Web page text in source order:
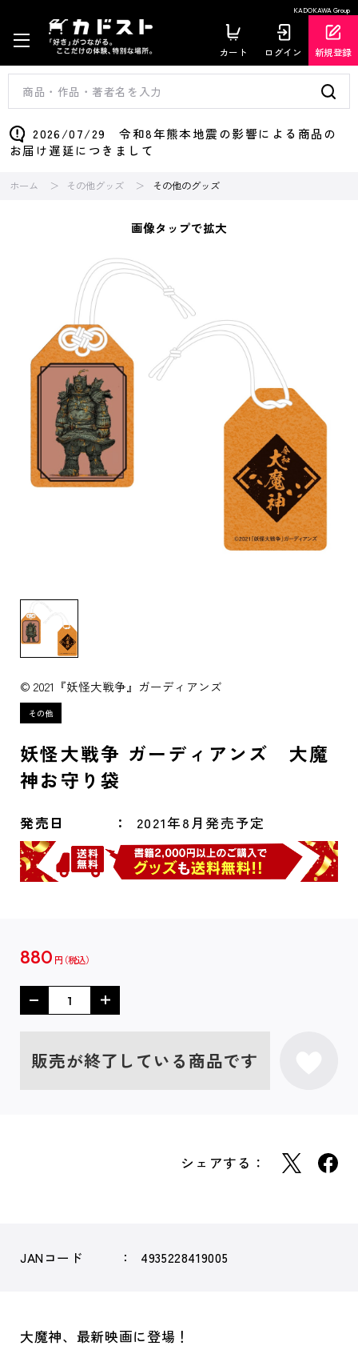
KADOKAWA Group
カート ログイン 新規登録
2026/07/29 令和8年熊本地震の影響による商品の
お届け遅延につきまして
ホーム その他グッズ その他のグッズ
画像タップで拡大
© 2021『妖怪大戦争』ガーディアンズ
妖怪大戦争 ガーディアンズ 大魔
神お守り袋
発売日 2021年8月発売予定
880 円
販売が終了している商品です
シェアする：
JANコード 4935228419005
大魔神、最新映画に登場！